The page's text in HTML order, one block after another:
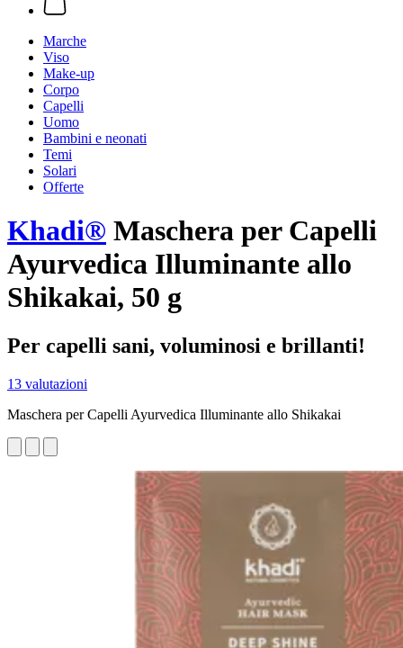
Marche
Viso
Make-up
Corpo
Capelli
Uomo
Bambini e neonati
Temi
Solari
Offerte
Khadi® Maschera per Capelli
Ayurvedica Illuminante allo
Shikakai, 50 g
Per capelli sani, voluminosi e brillanti!
13 valutazioni
Maschera per Capelli Ayurvedica Illuminante allo Shikakai